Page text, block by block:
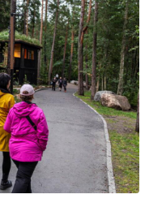
avoinna